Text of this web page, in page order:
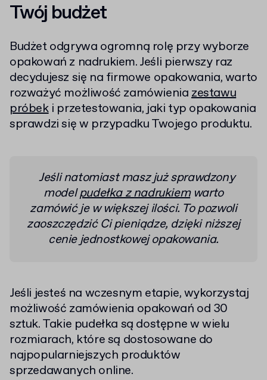
Twój budżet
Budżet odgrywa ogromną rolę przy wyborze
opakowań z nadrukiem. Jeśli pierwszy raz
decydujesz się na firmowe opakowania, warto
rozważyć możliwość zamówieniazestawu
próbeki przetestowania, jaki typ opakowania
sprawdzi się w przypadku Twojego produktu.
Jeśli natomiast masz już sprawdzony
modelpudełka z nadrukiemwarto
zamówić je w większej ilości. To pozwoli
zaoszczędzić Ci pieniądze, dzięki niższej
cenie jednostkowej opakowania.
Jeśli jesteś na wczesnym etapie, wykorzystaj
możliwość zamówienia opakowań od 30
sztuk. Takie pudełka są dostępne w wielu
rozmiarach, które są dostosowane do
najpopularniejszych produktów
sprzedawanych online.